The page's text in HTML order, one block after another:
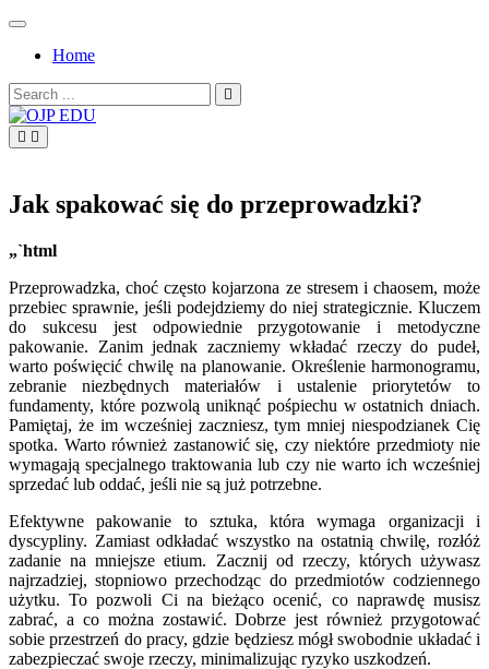
Skip
contentHome
Search
for:
Jak spakować się do przeprowadzki?
„`html
Przeprowadzka, choć często kojarzona ze stresem i chaosem, może
przebiec sprawnie, jeśli podejdziemy do niej strategicznie. Kluczem
do sukcesu jest odpowiednie przygotowanie i metodyczne
pakowanie. Zanim jednak zaczniemy wkładać rzeczy do pudeł,
warto poświęcić chwilę na planowanie. Określenie harmonogramu,
zebranie niezbędnych materiałów i ustalenie priorytetów to
fundamenty, które pozwolą uniknąć pośpiechu w ostatnich dniach.
Pamiętaj, że im wcześniej zaczniesz, tym mniej niespodzianek Cię
spotka. Warto również zastanowić się, czy niektóre przedmioty nie
wymagają specjalnego traktowania lub czy nie warto ich wcześniej
sprzedać lub oddać, jeśli nie są już potrzebne.
Efektywne pakowanie to sztuka, która wymaga organizacji i
dyscypliny. Zamiast odkładać wszystko na ostatnią chwilę, rozłóż
zadanie na mniejsze etium. Zacznij od rzeczy, których używasz
najrzadziej, stopniowo przechodząc do przedmiotów codziennego
użytku. To pozwoli Ci na bieżąco ocenić, co naprawdę musisz
zabrać, a co można zostawić. Dobrze jest również przygotować
sobie przestrzeń do pracy, gdzie będziesz mógł swobodnie układać i
zabezpieczać swoje rzeczy, minimalizując ryzyko uszkodzeń.